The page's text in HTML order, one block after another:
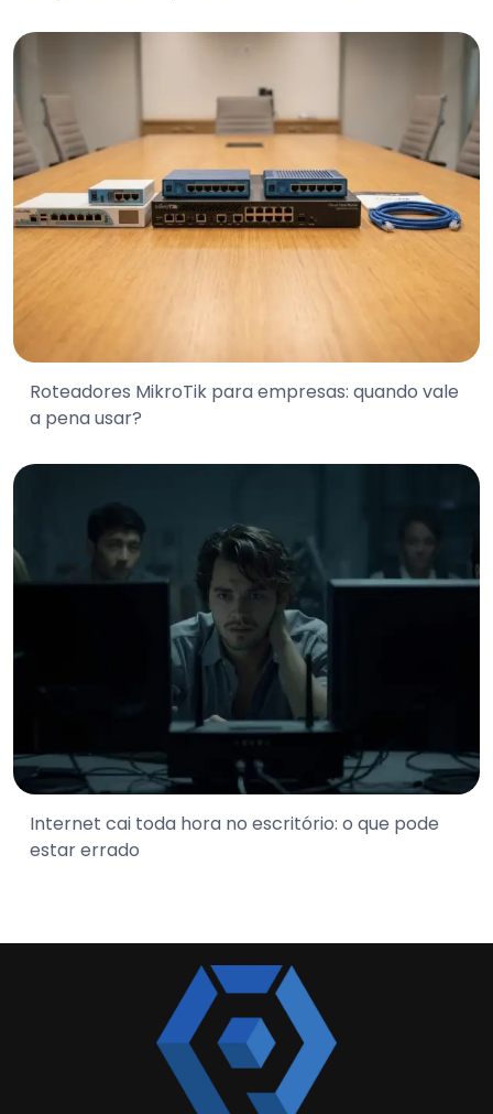
Roteadores MikroTik para empresas: quando vale
a pena usar?
Internet cai toda hora no escritório: o que pode
estar errado